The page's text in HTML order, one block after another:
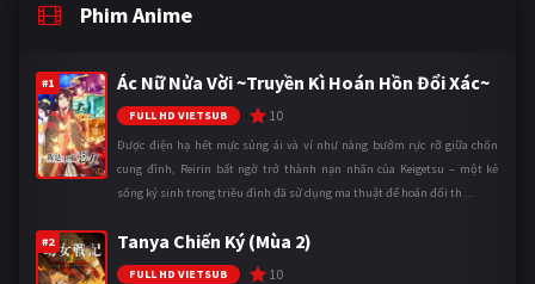
Phim Anime
#1 Ác Nữ Nửa Vời ~Truyền Kì Hoán Hồn Đổi Xác~
FULL HD VIETSUB 10
Được điện hạ hết mực sủng ái và ví như nàng bướm rực rỡ giữa chốn
cung đình, Reirin bất ngờ trở thành nạn nhân của Keigetsu – một kẻ
sống ký sinh trong triều đình đã sử dụng ma thuật để hoán đổi th ...
#2 Tanya Chiến Ký (Mùa 2)
FULL HD VIETSUB 10